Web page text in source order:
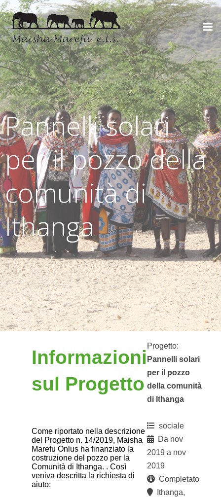
Pannelli solari
per il pozzo della
comunità di
Ithanga
Informazioni
sul Progetto
Come riportato nella descrizione
del Progetto n. 14/2019, Maisha
Marefu Onlus ha finanziato la
costruzione del pozzo per la
Comunità di Ithanga. . Così
veniva descritta la richiesta di
aiuto:
Progetto:
Pannelli solari
per il pozzo
della comunità
di Ithanga
sociale
Da nov
2019 a nov
2019
Completato
Ithanga,